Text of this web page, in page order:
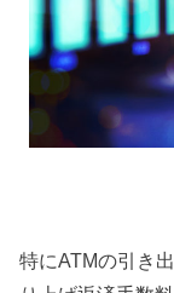
特にATMの引き